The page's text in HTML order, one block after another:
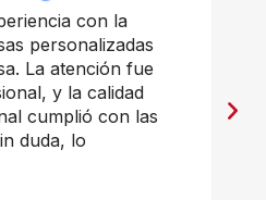
con la
personalizadas
La atención fue
y la calidad
cumplió con las
duda, lo